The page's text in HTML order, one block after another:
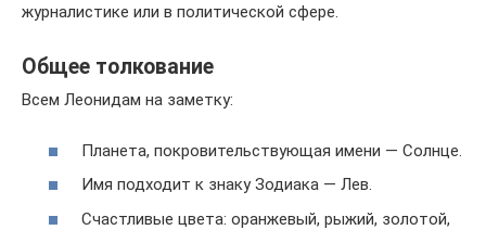
журналистике или в политической сфере.
Общее толкование
Всем Леонидам на заметку:
Планета, покровительствующая имени — Солнце.
Имя подходит к знаку Зодиака — Лев.
Счастливые цвета: оранжевый, рыжий, золотой,